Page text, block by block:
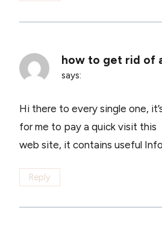
how to get rid of
says:
Hi there to every single one,
for me to pay a quick visit this
web site, it contains useful
Reply